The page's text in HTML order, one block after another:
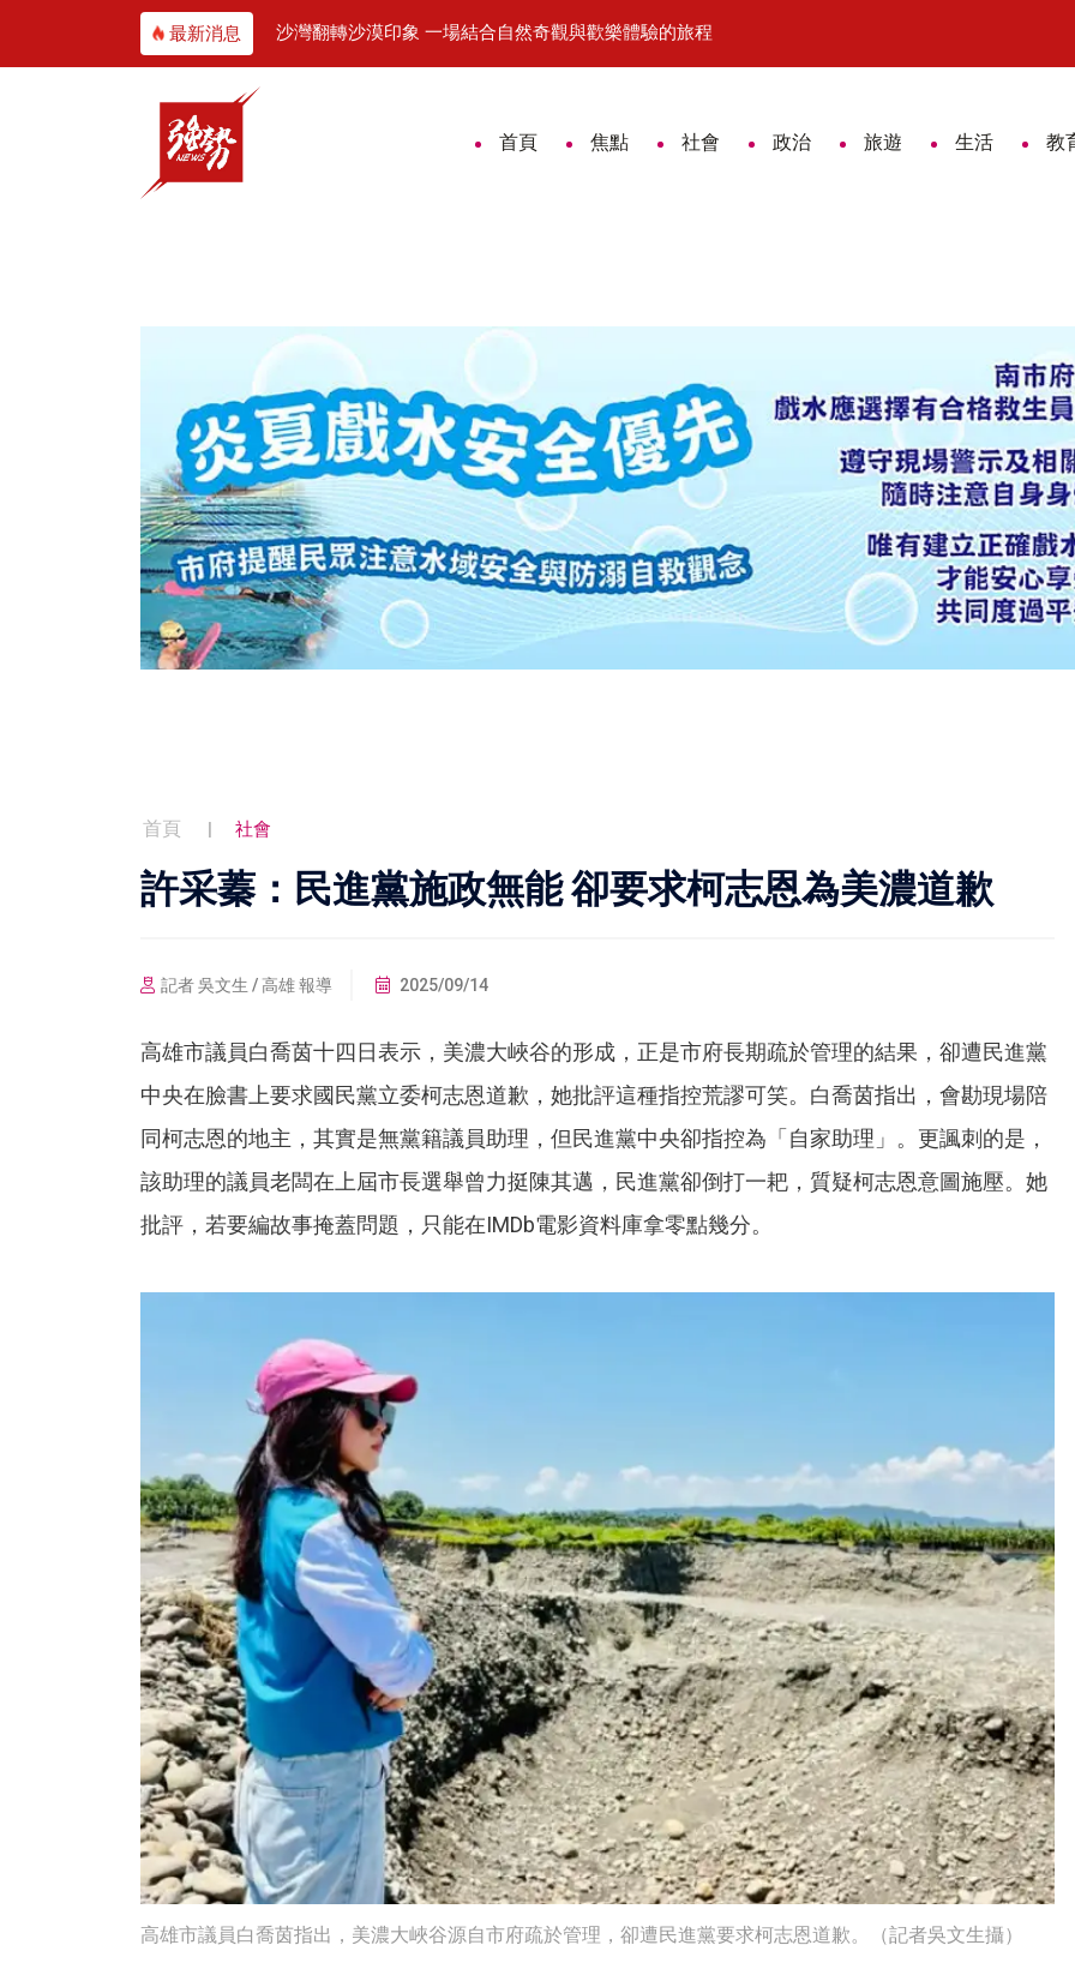
最新消息
公里山林賽道等你挑戰 沙灣翻轉沙漠印象 一場結合自然奇觀與歡樂體驗的旅程
首頁 焦點 社會 政治 旅遊 生活 教
首頁 社會
許采蓁：民進黨施政無能 卻要求柯志恩為美濃道歉
記者 吳文生 / 高雄 報導 2025/09/14
高雄市議員白喬茵十四日表示，美濃大峽谷的形成，正是市府長期疏於管理的結果，卻遭民進黨
中央在臉書上要求國民黨立委柯志恩道歉，她批評這種指控荒謬可笑。白喬茵指出，會勘現場陪
同柯志恩的地主，其實是無黨籍議員助理，但民進黨中央卻指控為「自家助理」。更諷刺的是，
該助理的議員老闆在上屆市長選舉曾力挺陳其邁，民進黨卻倒打一耙，質疑柯志恩意圖施壓。她
批評，若要編故事掩蓋問題，只能在IMDb電影資料庫拿零點幾分。
高雄市議員白喬茵指出，美濃大峽谷源自市府疏於管理，卻遭民進黨要求柯志恩道歉。（記者吳文生攝）